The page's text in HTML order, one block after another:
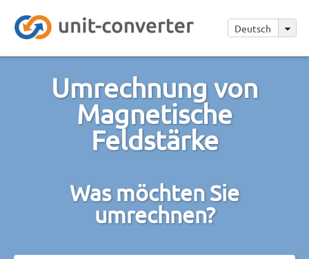
Deutsch
Umrechnung von
Magnetische
Feldstärke
Was möchten Sie
umrechnen?